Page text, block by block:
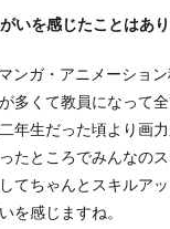
いを感じたことはあ
ンガ・アニメーション
多くて教員になって
年生だった頃より画
たところでみんなの
てちゃんとスキルア
を感じますね。